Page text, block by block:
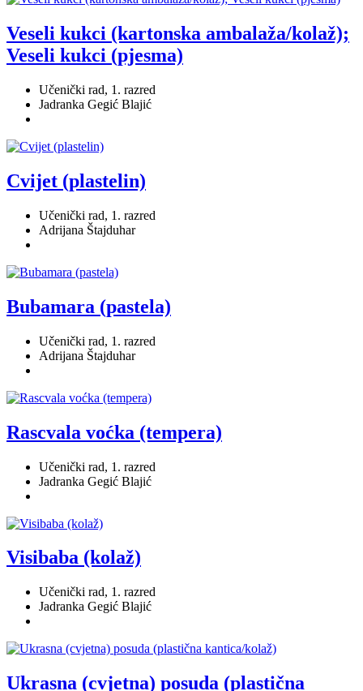
Veseli kukci (kartonska ambalaža/kolaž);
Veseli kukci (pjesma)
Učenički rad, 1. razred
Jadranka Gegić Blajić
Cvijet (plastelin)
Učenički rad, 1. razred
Adrijana Štajduhar
Bubamara (pastela)
Učenički rad, 1. razred
Adrijana Štajduhar
Rascvala voćka (tempera)
Učenički rad, 1. razred
Jadranka Gegić Blajić
Visibaba (kolaž)
Učenički rad, 1. razred
Jadranka Gegić Blajić
Ukrasna (cvjetna) posuda (plastična